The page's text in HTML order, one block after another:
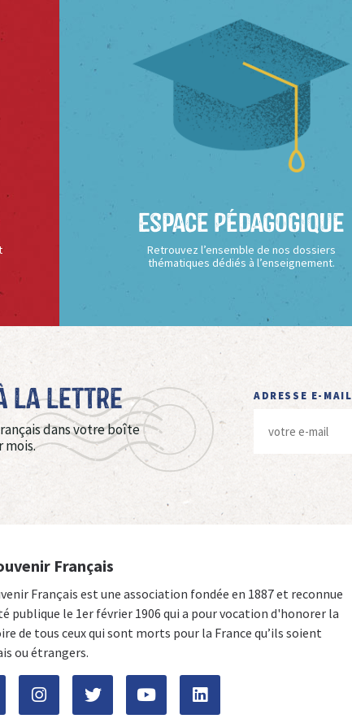
Espace Pédagogique
Retrouvez l’ensemble de nos dossiers
thématiques dédiés à l’enseignement.
La Lettre
dans votre boîte
mois.
ADRESSE E-MAIL
Français
Français est une association fondée en 1887 et reconnue
publique le 1er février 1906 qui a pour vocation d'honorer la
de tous ceux qui sont morts pour la France qu’ils soient
ou étrangers.